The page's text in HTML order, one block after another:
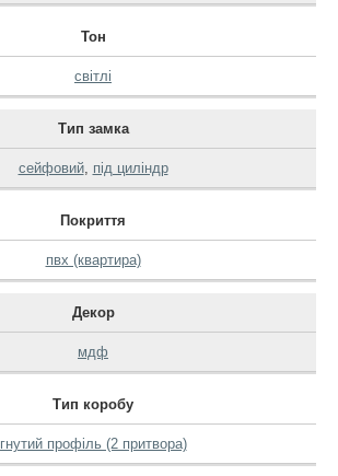
Тон
світлі
Тип замка
сейфовий, під циліндр
Покриття
пвх (квартира)
Декор
мдф
Тип коробу
гнутий профіль (2 притвора)